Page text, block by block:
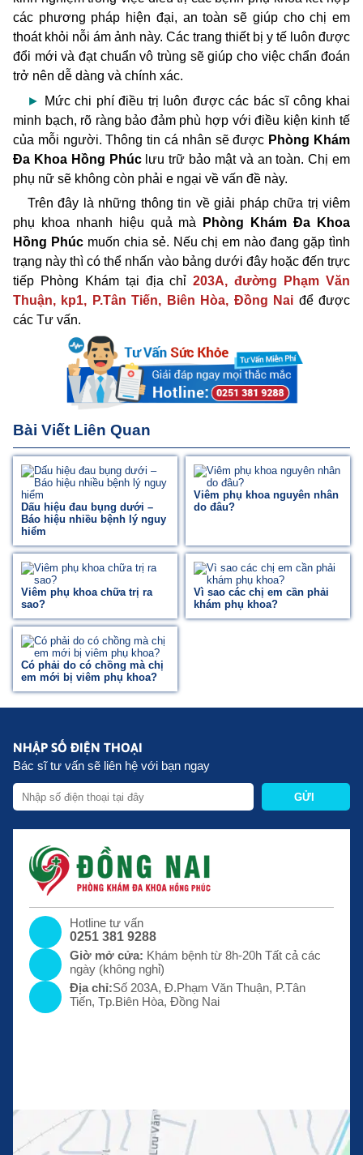
các phương pháp hiện đại, an toàn sẽ giúp cho chị em
thoát khỏi nỗi ám ảnh này. Các trang thiết bị y tế luôn được
đổi mới và đạt chuẩn vô trùng sẽ giúp cho việc chẩn đoán
trở nên dễ dàng và chính xác.
►
Mức chi phí điều trị luôn được các bác sĩ công khai
minh bạch, rõ ràng bảo đảm phù hợp với điều kiện kinh tế
của mỗi người. Thông tin cá nhân sẽ được Phòng Khám
Đa Khoa Hồng Phúclưu trữ bảo mật và an toàn. Chị em
phụ nữ sẽ không còn phải e ngại về vấn đề này.
Trên đây là những thông tin về giải pháp chữa trị viêm
phụ khoa nhanh hiệu quả mà
Phòng Khám Đa Khoa
Hồng Phúcmuốn chia sẻ. Nếu chị em nào đang gặp tình
trạng này thì có thể nhấn vào bảng dưới đây hoặc đến trực
tiếp Phòng Khám tại địa chỉ203A, đường Phạm Văn
Thuận, kp1, P.Tân Tiến, Biên Hòa, Đồng Nai để được
các Tư vấn.
Bài Viết Liên Quan
Dấu hiệu đau bụng dưới –
Báo hiệu nhiều bệnh lý nguy
hiểm
Viêm phụ khoa nguyên nhân
do đâu?
Viêm phụ khoa chữa trị ra
sao?
Vì sao các chị em cần phải
khám phụ khoa?
Có phải do có chồng mà chị
em mới bị viêm phụ khoa?
NHẬP SỐ ĐIỆN THOẠI
Bác sĩ tư vấn sẽ liên hệ với bạn ngay
GỬI
Hotline tư vấn
0251 381 9288
Giờ mở cửa: Khám bệnh từ 8h-20h Tất cả các
ngày (không nghỉ)
Địa chỉ:Số 203A, Đ.Phạm Văn Thuận, P.Tân
Tiến, Tp.Biên Hòa, Đồng Nai